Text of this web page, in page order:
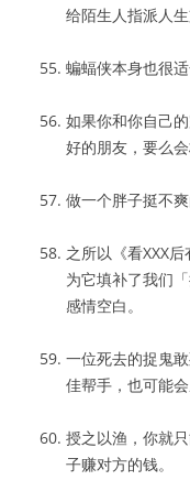
给陌生人指派人生
蝙蝠侠本身也很
如果你和你自己
好的朋友，要么会
做一个胖子挺不
之所以《看XXX
为它填补了我们
感情空白。
一位死去的捉鬼
佳帮手，也可能
授之以渔，你就
子赚对方的钱。